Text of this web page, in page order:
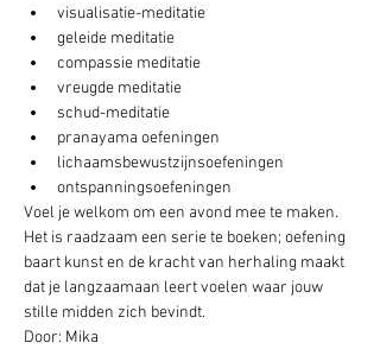
visualisatie-meditatie
geleide meditatie
compassie meditatie
vreugde meditatie
schud-meditatie
pranayama oefeningen
lichaamsbewustzijnsoefeningen
ontspanningsoefeningen
Voel je welkom om een avond mee te maken.
Het is raadzaam een serie te boeken; oefening
baart kunst en de kracht van herhaling maakt
dat je langzaamaan leert voelen waar jouw
stille midden zich bevindt.
Door: Mika